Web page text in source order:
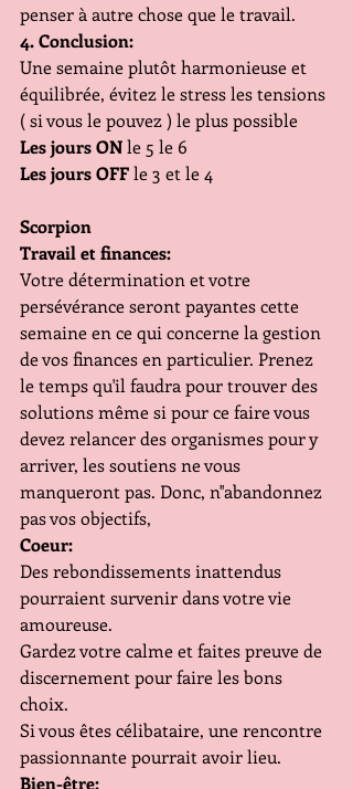
penser à autre chose que le travail.
4. Conclusion:
Une semaine plutôt harmonieuse et
équilibrée, évitez le stress les tensions
( si vous le pouvez ) le plus possible
Les jours ON le 5 le 6
Les jours OFF le 3 et le 4
Scorpion
Travail et finances:
Votre détermination et votre
persévérance seront payantes cette
semaine en ce qui concerne la gestion
de vos finances en particulier. Prenez
le temps qu'il faudra pour trouver des
solutions même si pour ce faire vous
devez relancer des organismes pour y
arriver, les soutiens ne vous
manqueront pas. Donc, n''abandonnez
pas vos objectifs,
Coeur:
Des rebondissements inattendus
pourraient survenir dans votre vie
amoureuse.
Gardez votre calme et faites preuve de
discernement pour faire les bons
choix.
Si vous êtes célibataire, une rencontre
passionnante pourrait avoir lieu.
Bien-être: